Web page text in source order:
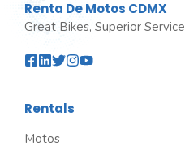
Renta De Motos CDMX
Great Bikes, Superior Service
Rentals
Motos